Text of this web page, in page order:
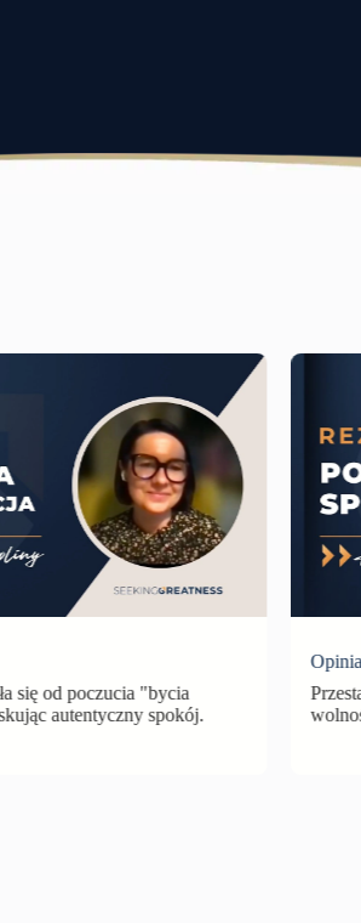
się od poczucia "bycia
autentyczny spokój.